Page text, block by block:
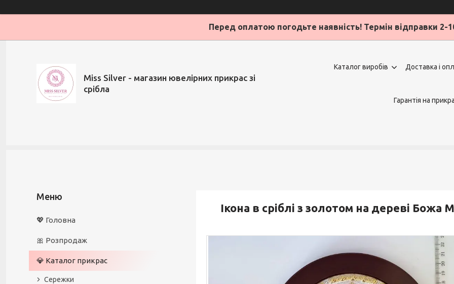
Перед оплатою погодьте наявність! Термін відправки 2-
Miss Silver - магазин ювелірних прикрас зі
срібла
Каталог виробів Доставка і
Гарантія на
Ікона в сріблі з золотом на дереві Божа
💖 Головна
🎀 Розпродаж
💎 Каталог прикрас
Сережки